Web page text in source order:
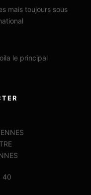
mais toujours sous
le principal
40